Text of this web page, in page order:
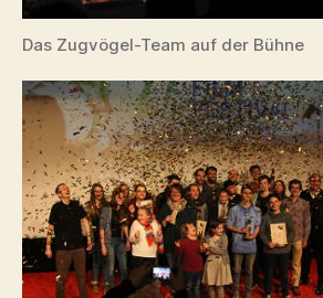
Das Zugvögel-Team auf der Bühne